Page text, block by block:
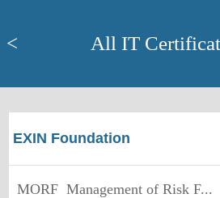
< All IT
EXIN Foundation
MORF Management of Risk F...